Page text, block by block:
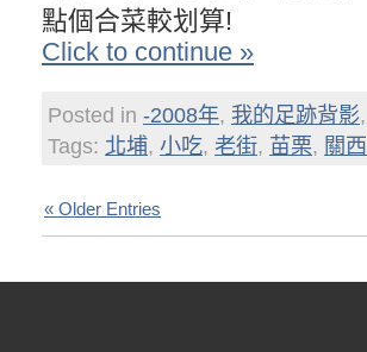
點個合菜較划算!
Click to continue »
Posted in -2008年, 我的足跡背影,
Tags: 北埔, 小吃, 老街, 苗栗, 關西
« Older Entries